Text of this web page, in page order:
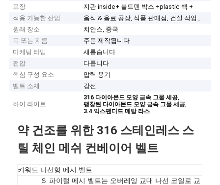
포장
지관 inside+ 볼드덴 박스 +plastic 백 +
적용 가능한 산업
음식 & 음료 공장, 식품 판매점, 건설 작업 ,
원래 장소
치안스, 중국
폭 또는 지름
주문 제작됩니다
마케팅 타입
새롭습니다
전압
다릅니다
핵심 구성 요소
압력 용기
벨트 소재
강선
하이 라이트:
316 다이아몬드 모양 금속 그물 세공,
팽창된 다이아몬드 모양 금속 그물 세공,
3.4 익스팬디드 메탈 라스
약 건조를 위한 316 스테인레스 스
틸 체인 메쉬 컨베이어 벨트
키워드 나선형 메시 벨트
Ｓ파이럴 메시 벨트는 오버레잉 교대 나선 코일로 교